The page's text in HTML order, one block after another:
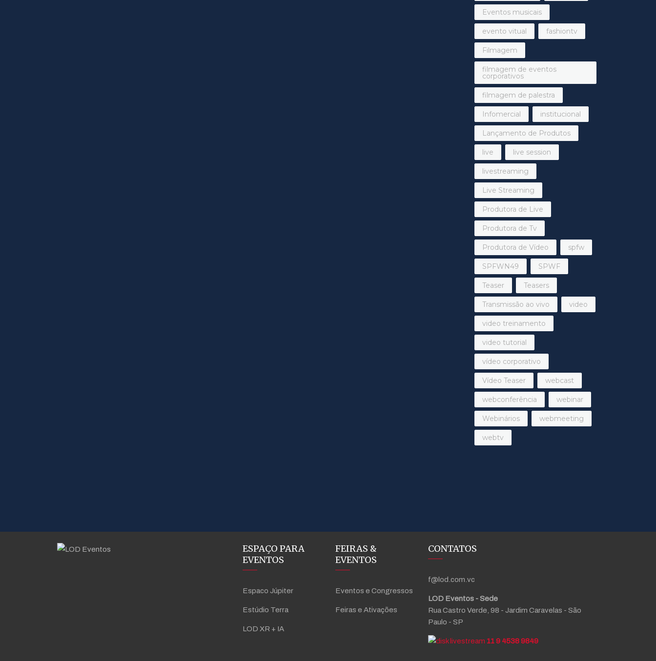
Eventos musicais
evento vitual fashiontv
Filmagem
filmagem de eventos
corporativos
filmagem de palestra
Infomercial institucional
Lançamento de Produtos
live live session
livestreaming
Live Streaming
Produtora de Live
Produtora de Tv
Produtora de Vídeo spfw
SPFWN49 SPWF
Teaser Teasers
Transmissão ao vivo video
video treinamento
video tutorial
vídeo corporativo
Vídeo Teaser webcast
webconferência webinar
Webinários webmeeting
webtv
ESPAÇO PARA
EVENTOS
Espaco Júpiter
Estúdio Terra
LOD XR + IA
FEIRAS &
EVENTOS
Eventos e Congressos
Feiras e Ativações
CONTATOS
f@lod.com.vc
LOD Eventos - Sede
Rua Castro Verde, 98 - Jardim Caravelas - São
Paulo - SP
11 9 4538 9849